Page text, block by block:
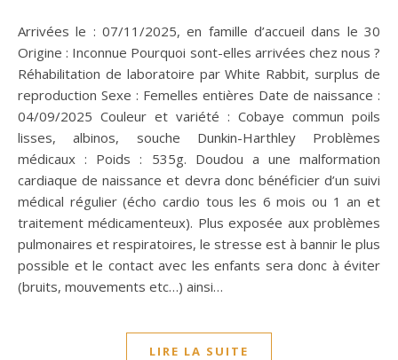
Arrivées le : 07/11/2025, en famille d’accueil dans le 30
Origine : Inconnue Pourquoi sont-elles arrivées chez nous ?
Réhabilitation de laboratoire par White Rabbit, surplus de
reproduction Sexe : Femelles entières Date de naissance :
04/09/2025 Couleur et variété : Cobaye commun poils
lisses, albinos, souche Dunkin-Harthley Problèmes
médicaux : Poids : 535g. Doudou a une malformation
cardiaque de naissance et devra donc bénéficier d’un suivi
médical régulier (écho cardio tous les 6 mois ou 1 an et
traitement médicamenteux). Plus exposée aux problèmes
pulmonaires et respiratoires, le stresse est à bannir le plus
possible et le contact avec les enfants sera donc à éviter
(bruits, mouvements etc…) ainsi…
LIRE LA SUITE